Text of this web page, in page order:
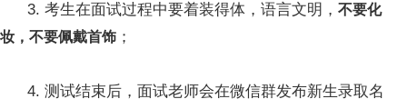
3. 考生在面试过程中要着装得体，语言文明， 不要化
妆，不要佩戴首饰 ；
4. 测试结束后，面试老师会在微信群发布新生录取名